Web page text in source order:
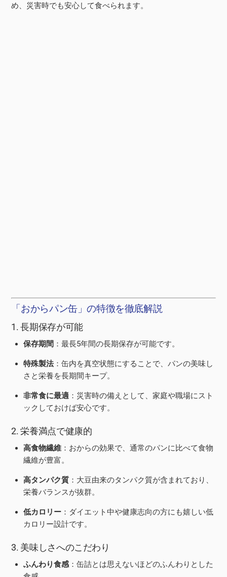
め、災害時でも安心して食べられます。
「おからパン缶」の特徴を徹底解説
1. 長期保存が可能
保存期間 ：最長5年間の長期保存が可能です。
特殊製法：缶内を真空状態にすることで、パンの美味し
さと栄養を長期間キープ。
非常食に最適 ：災害時の備えとして、家庭や職場にスト
ックしておけば安心です。
2. 栄養満点で健康的
高食物繊維 ：おからの効果で、通常のパンに比べて食物
繊維が豊富。
高タンパク質 ：大豆由来のタンパク質が含まれており、
栄養バランスが抜群。
低カロリー ：ダイエット中や健康志向の方にも嬉しい低
カロリー設計です。
3. 美味しさへのこだわり
ふんわり食感：缶詰とは思えないほどのふんわりとした